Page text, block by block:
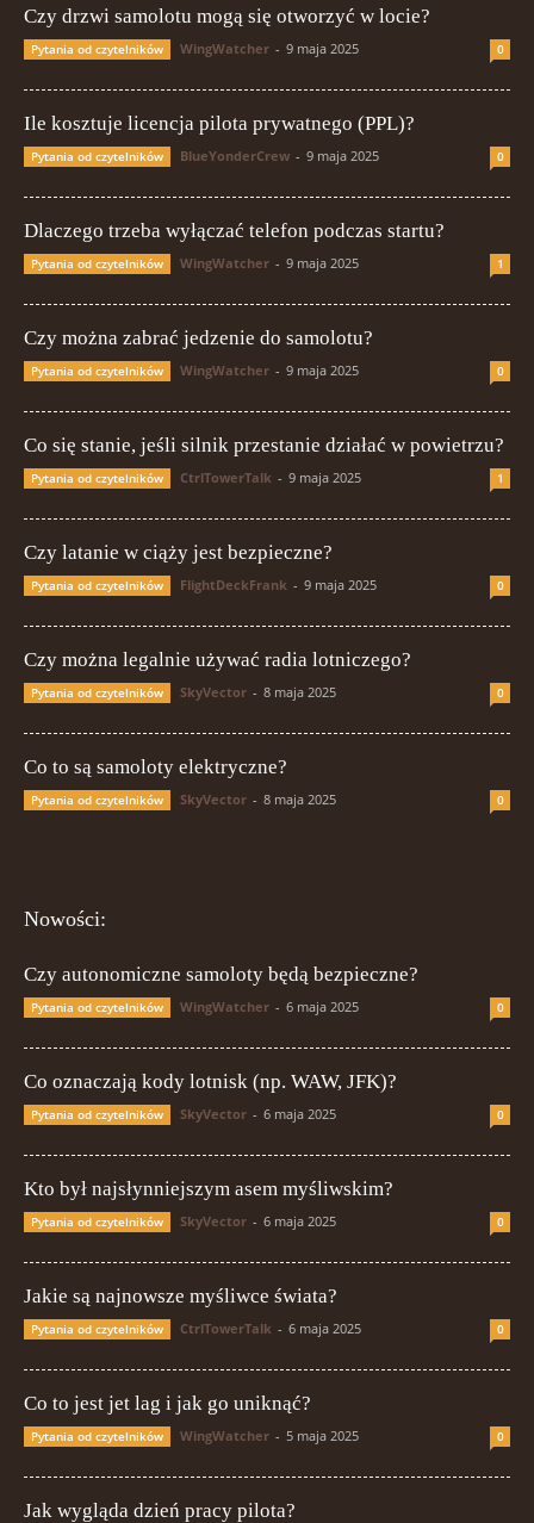
Czy drzwi samolotu mogą się otworzyć w locie?
Pytania od czytelników WingWatcher - 9 maja 2025 0
Ile kosztuje licencja pilota prywatnego (PPL)?
Pytania od czytelników BlueYonderCrew - 9 maja 2025 0
Dlaczego trzeba wyłączać telefon podczas startu?
Pytania od czytelników WingWatcher - 9 maja 2025 1
Czy można zabrać jedzenie do samolotu?
Pytania od czytelników WingWatcher - 9 maja 2025 0
Co się stanie, jeśli silnik przestanie działać w powietrzu?
Pytania od czytelników CtrlTowerTalk - 9 maja 2025 1
Czy latanie w ciąży jest bezpieczne?
Pytania od czytelników FlightDeckFrank - 9 maja 2025 0
Czy można legalnie używać radia lotniczego?
Pytania od czytelników SkyVector - 8 maja 2025 0
Co to są samoloty elektryczne?
Pytania od czytelników SkyVector - 8 maja 2025 0
Nowości:
Czy autonomiczne samoloty będą bezpieczne?
Pytania od czytelników WingWatcher - 6 maja 2025 0
Co oznaczają kody lotnisk (np. WAW, JFK)?
Pytania od czytelników SkyVector - 6 maja 2025 0
Kto był najsłynniejszym asem myśliwskim?
Pytania od czytelników SkyVector - 6 maja 2025 0
Jakie są najnowsze myśliwce świata?
Pytania od czytelników CtrlTowerTalk - 6 maja 2025 0
Co to jest jet lag i jak go uniknąć?
Pytania od czytelników WingWatcher - 5 maja 2025 0
Jak wygląda dzień pracy pilota?